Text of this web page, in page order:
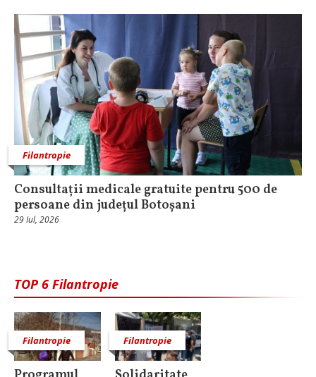
Filantropie
Consultații medicale gratuite pentru 500 de
persoane din județul Botoșani
29 Iul, 2026
TOP 6 Filantropie
Filantropie Filantropie